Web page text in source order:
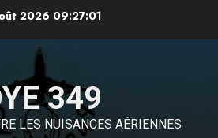
2026 09:27:01
349
LES NUISANCES AÉRIENNES